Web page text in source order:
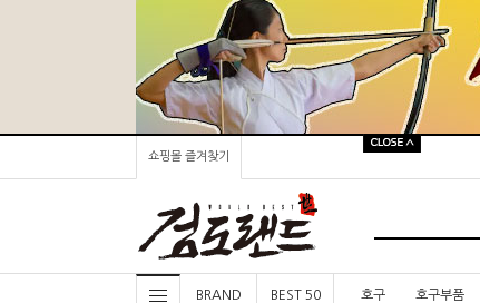
쇼핑몰 즐겨찾기
BRAND BEST 50 호구 호구부품